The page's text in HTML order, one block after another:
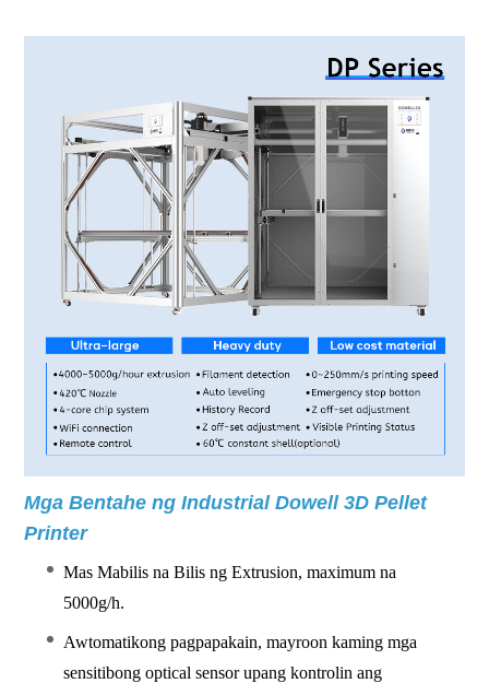
Mga Bentahe ng Industrial Dowell 3D Pellet
Printer
Mas Mabilis na Bilis ng Extrusion, maximum na
5000g/h.
Awtomatikong pagpapakain, mayroon kaming mga
sensitibong optical sensor upang kontrolin ang